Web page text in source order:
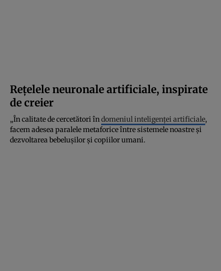
Rețelele neuronale artificiale, inspirate
de creier
„În calitate de cercetători îndomeniul inteligenței artificiale,
facem adesea paralele metaforice între sistemele noastre și
dezvoltarea bebelușilor și copiilor umani.